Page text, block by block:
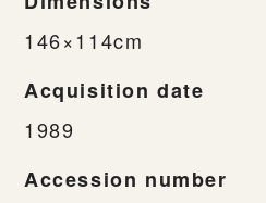
146×114cm
Acquisition date
1989
Accession number